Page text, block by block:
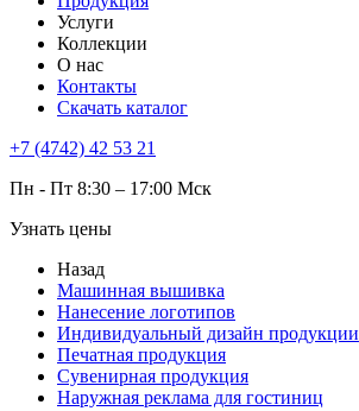
Услуги
Коллекции
О нас
Контакты
Скачать каталог
+7 (4742) 42 53 21
Пн - Пт 8:30 – 17:00 Мск
Узнать цены
Назад
Машинная вышивка
Нанесение логотипов
Индивидуальный дизайн продукции
Печатная продукция
Сувенирная продукция
Наружная реклама для гостиниц